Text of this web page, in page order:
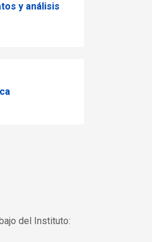
y análisis
del Instituto: